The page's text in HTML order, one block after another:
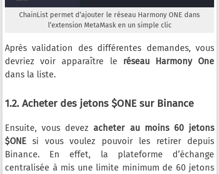
ChainList permet d’ajouter le réseau Harmony ONE dans
l’extension MetaMask en un simple clic
Après validation des différentes demandes, vous
devriez voir apparaître le réseau Harmony One
dans la liste.
1.2. Acheter des jetons $ONE sur Binance
Ensuite, vous devezacheter au moins 60 jetons
$ONE si vous voulez pouvoir les retirer depuis
Binance. En effet, la plateforme d’échange
centralisée à mis une limite minimum de 60 jetons